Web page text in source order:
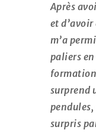
Après
et
m’a
paliers
surprend
pendules,
surpris